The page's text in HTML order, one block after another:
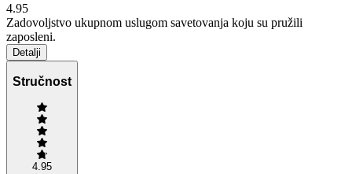
4.95
Zadovoljstvo ukupnom uslugom savetovanja koju su pružili
zaposleni.
Detalji
Stručnost
4.95